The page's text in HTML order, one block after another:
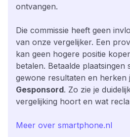
ontvangen.
Die commissie heeft geen
van onze vergelijker. Een
kan geen hogere positie
betalen. Betaalde plaatsingen
gewone resultaten en herken
Gesponsord. Zo zie je
vergelijking hoort en wat
Meer over smartphone.nl